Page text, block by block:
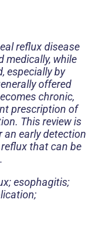
reflux disease
medically, while
especially by
offered
chronic,
prescription of
This review is
an early detection
that can be
esophagitis;